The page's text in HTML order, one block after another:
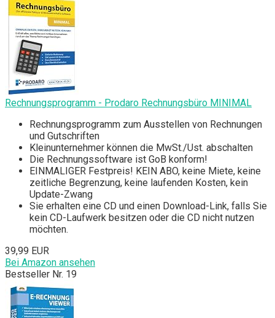
Rechnungsprogramm - Prodaro Rechnungsbüro MINIMAL
Rechnungsprogramm zum Ausstellen von Rechnungen
und Gutschriften
Kleinunternehmer können die MwSt./Ust. abschalten
Die Rechnungssoftware ist GoB konform!
EINMALIGER Festpreis! KEIN ABO, keine Miete, keine
zeitliche Begrenzung, keine laufenden Kosten, kein
Update-Zwang
Sie erhalten eine CD und einen Download-Link, falls Sie
kein CD-Laufwerk besitzen oder die CD nicht nutzen
möchten.
39,99 EUR
Bei Amazon ansehen
Bestseller Nr. 19